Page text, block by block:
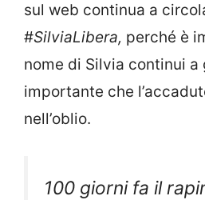
sul web continua a
#SilviaLibera, perché è
nome di Silvia continui a
importante che
nell’oblio.
100 giorni fa il